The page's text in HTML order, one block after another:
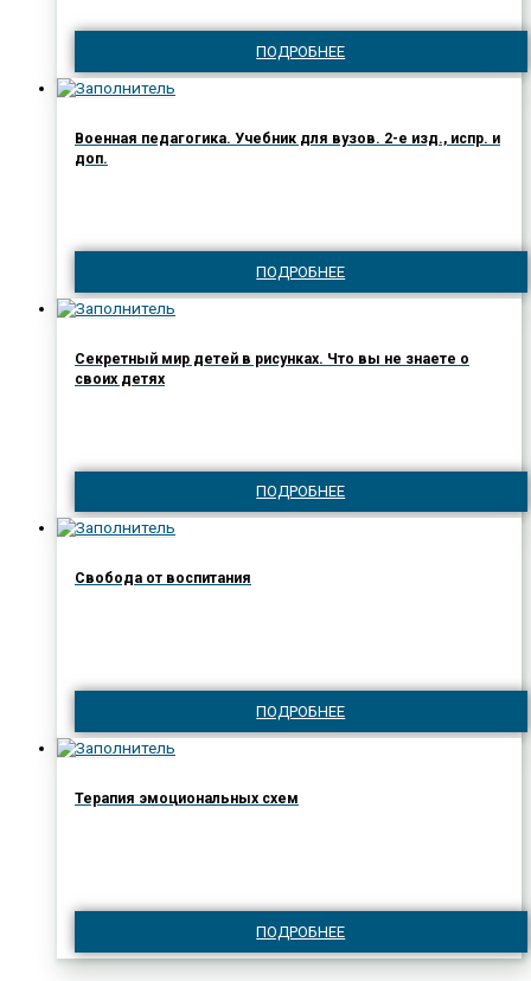
ПОДРОБНЕЕ
Военная педагогика. Учебник для вузов. 2-е изд., испр. и
доп.
ПОДРОБНЕЕ
Секретный мир детей в рисунках. Что вы не знаете о
своих детях
ПОДРОБНЕЕ
Свобода от воспитания
ПОДРОБНЕЕ
Терапия эмоциональных схем
ПОДРОБНЕЕ